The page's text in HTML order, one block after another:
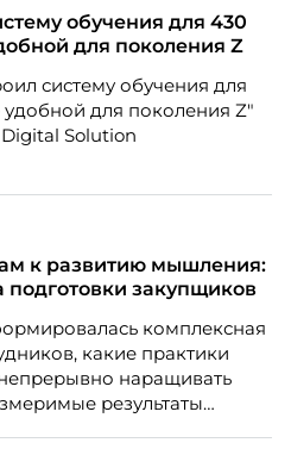
обучения для 430
для поколения Z
систему обучения для
для поколения Z"
Solution
к развитию мышления:
подготовки закупщиков
комплексная
какие практики
наращивать
результаты